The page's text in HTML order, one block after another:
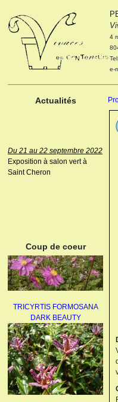
4
e-
Actualités
Le 04 et 05 octobre 2022
Portes ouvertes de la
pépinière : Visite des
cultures, découverte des
nouveautés. Le rendez-vous
octobre 2022. Le mercredi 05
Du 21 au 22 septembre 2022
Exposition à salon vert à
Saint Cheron
Coup de coeur
TRICYRTIS FORMOSANA
DARK BEAUTY